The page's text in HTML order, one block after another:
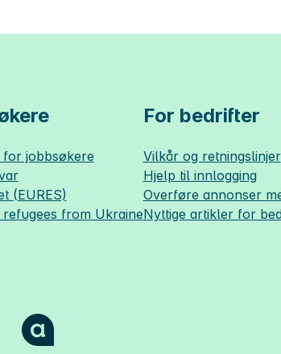
jobbsøkere
(EURES)
from Ukraine
For bedrifter
Vilkår og retningslinjer
Hjelp til innlogging
Overføre annonser
Nyttige artikler for